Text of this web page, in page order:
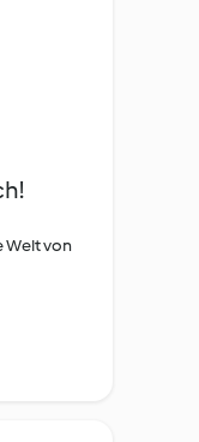
Welt von